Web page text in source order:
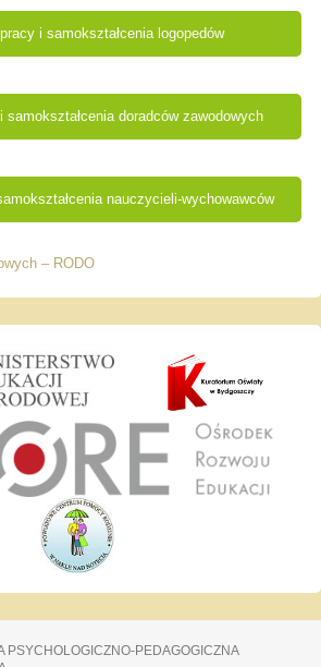
i samokształcenia logopedów
samokształcenia doradców zawodowych
nauczycieli-wychowawców
– RODO
PSYCHOLOGICZNO-PEDAGOGICZNA